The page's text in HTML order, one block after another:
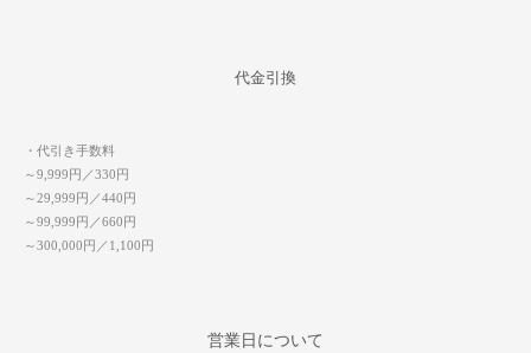
代金引換
・代引き手数料
～9,999円／330円
～29,999円／440円
～99,999円／660円
～300,000円／1,100円
営業日について